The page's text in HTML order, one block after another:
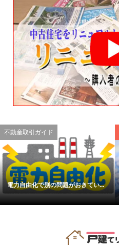
不動産取引ガイド
電力自由化で別の問題がおきてい...